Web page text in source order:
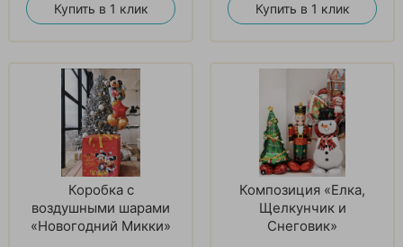
Купить в 1 клик Купить в 1 клик
Коробка с
воздушными шарами
«Новогодний Микки»
Композиция «Елка,
Щелкунчик и
Снеговик»